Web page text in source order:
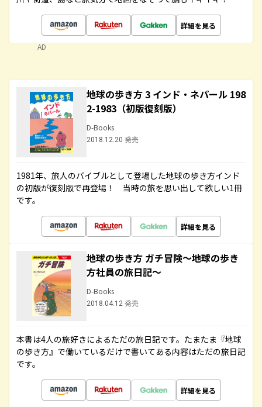
詳細を見る
AD
地球の歩き方 3 インド・ネパール 198
2-1983（初版復刻版）
D-Books
2018.12.20 発売
1981年、旅人のバイブルとして登場した地球の歩き方インド
の初版が復刻版で再登場！ 当時の旅を思い出して欲しい1冊
です。
詳細を見る
地球の歩き方 ガチ冒険～地球の歩き
方社員の旅日記～
D-Books
2018.04.12 発売
本書は4人の旅好きによるただの旅日記です。たまたま『地球
の歩き方』で働いているだけで書いてある内容はただの旅日記
です。
詳細を見る